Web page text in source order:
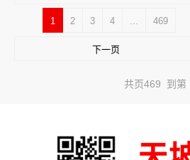
1 2 3 4 ... 469
下一页
共页469 到第